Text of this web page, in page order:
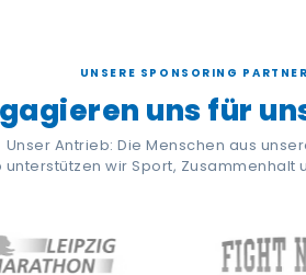
UNSERE SPONSORING PARTNER
uns für
Unser Antrieb: Die Menschen aus
unterstützen wir Sport, Zusammenhalt